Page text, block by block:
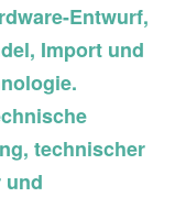
Entwurf,
Import und
technischer
und